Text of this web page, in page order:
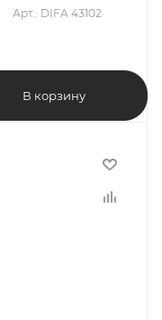
Арт.: DIFA 43102
В корзину